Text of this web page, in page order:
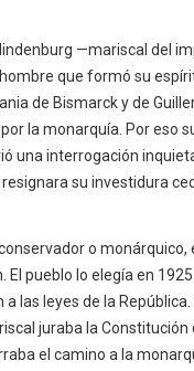
—mariscal del
que formó su
de Bismarck y de
la monarquía. Por eso
una interrogación
su investidura
o monárquico,
El pueblo lo elegía en
a las leyes de la
juraba la Constitución
el camino a la